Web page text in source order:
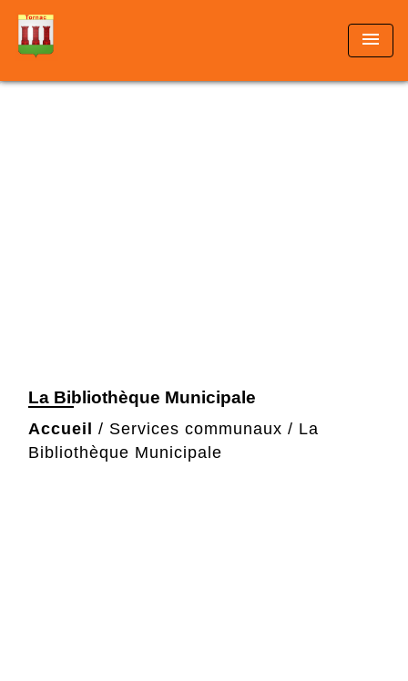
menu
La Bibliothèque Municipale
Accueil / Services communaux / La
Bibliothèque Municipale